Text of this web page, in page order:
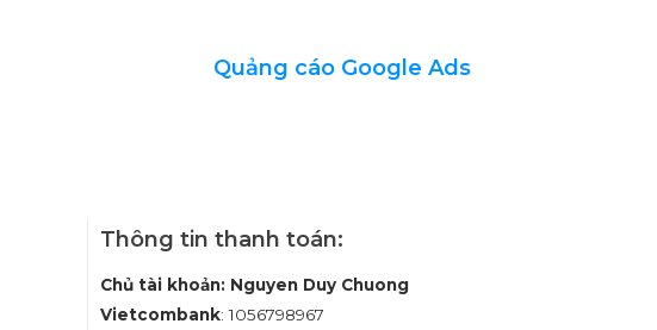
Quảng cáo Google Ads
Thông tin thanh toán:
Chủ tài khoản: Nguyen Duy Chuong
Vietcombank: 1056798967